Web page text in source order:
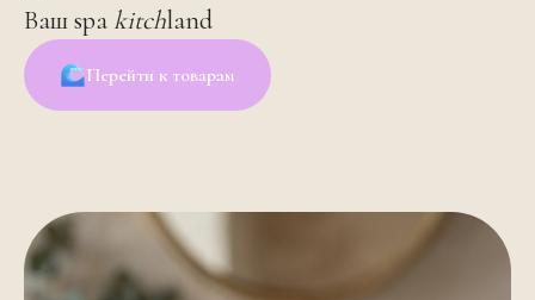
Ваш spakitchland
Перейти к товарам